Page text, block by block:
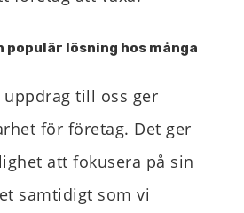
lösning hos många
till oss ger
för företag. Det ger
att fokusera på sin
samtidigt som vi